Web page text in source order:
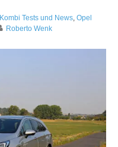
Kombi Tests und News, Opel
Roberto Wenk